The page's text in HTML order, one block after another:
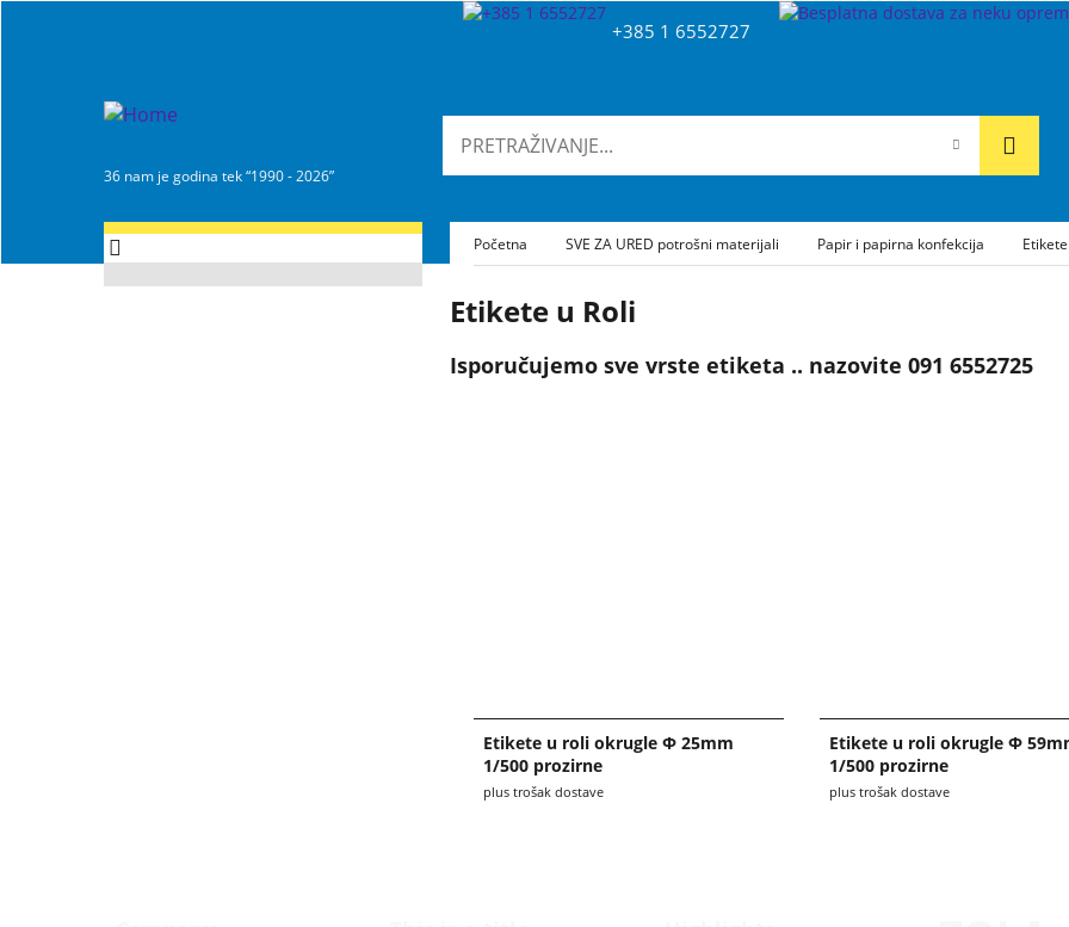
+385 1 6552727
36 nam je godina tek “1990 - 2026”
Početna SVE ZA URED potrošni materijali Papir i papirna konfekcija
Etikete u Roli
Isporučujemo sve vrste etiketa .. nazovite 091 6552725
Etikete u roli okrugle Φ 25mm
1/500 prozirne
plus trošak dostave
Etikete u roli okrugle Φ
1/500 prozirne
plus trošak dostave